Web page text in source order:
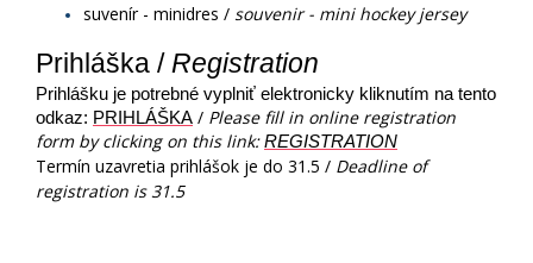
suvenír - minidres / souvenir - mini hockey jersey
Prihláška / Registration
Prihlášku je potrebné vyplniť elektronicky kliknutím na tento
odkaz: PRIHLÁŠKA / Please fill in online registration
form by clicking on this link:REGISTRATION
Termín uzavretia prihlášok je do 31.5 / Deadline of
registration is 31.5